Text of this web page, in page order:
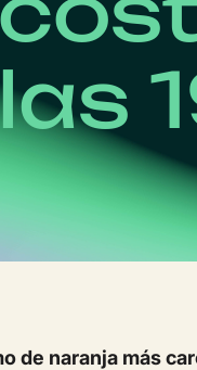
de naranja más